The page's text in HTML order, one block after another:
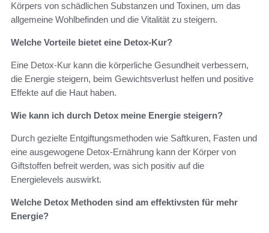
Körpers von schädlichen Substanzen und Toxinen, um das
allgemeine Wohlbefinden und die Vitalität zu steigern.
Welche Vorteile bietet eine Detox-Kur?
Eine Detox-Kur kann die körperliche Gesundheit verbessern,
die Energie steigern, beim Gewichtsverlust helfen und positive
Effekte auf die Haut haben.
Wie kann ich durch Detox meine Energie steigern?
Durch gezielte Entgiftungsmethoden wie Saftkuren, Fasten und
eine ausgewogene Detox-Ernährung kann der Körper von
Giftstoffen befreit werden, was sich positiv auf die
Energielevels auswirkt.
Welche Detox Methoden sind am effektivsten für mehr
Energie?